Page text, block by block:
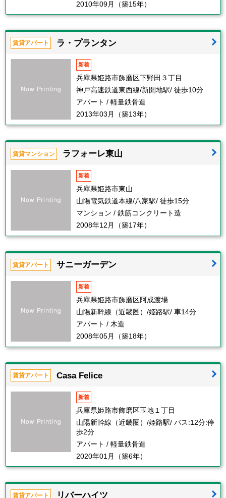
2010年09月（築15年）
賃貸アパート ラ・プランタン
新着
兵庫県姫路市飾磨区下野田３丁目
神戸高速鉄道東西線/新開地駅/ 徒歩10分
アパート / 軽量鉄骨造
2013年03月（築13年）
賃貸マンション ラフォーレ東山
新着
兵庫県姫路市東山
山陽電気鉄道本線/八家駅/ 徒歩15分
マンション / 鉄筋コンクリート造
2008年12月（築17年）
賃貸アパート サニーガーデン
新着
兵庫県姫路市飾磨区阿成渡場
山陽新幹線（近畿圏）/姫路駅/ 車14分
アパート / 木造
2008年05月（築18年）
賃貸アパート Casa Felice
新着
兵庫県姫路市飾磨区玉地１丁目
山陽新幹線（近畿圏）/姫路駅/ バス:12分:停
歩2分
アパート / 軽量鉄骨造
2020年01月（築6年）
賃貸アパート リバーハイツ